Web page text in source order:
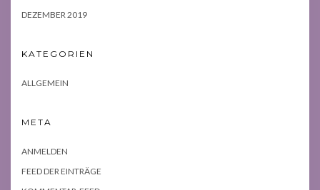
DEZEMBER 2019
KATEGORIEN
ALLGEMEIN
META
ANMELDEN
FEED DER EINTRÄGE